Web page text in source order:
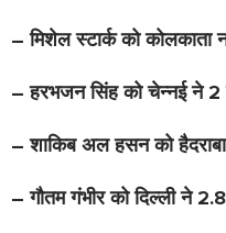
– मिशेल स्टार्क को कोलकाता
– हरभजन सिंह को चेन्नई ने 2
– शाकिब अल हसन को
– गौतम गंभीर को दिल्ली ने